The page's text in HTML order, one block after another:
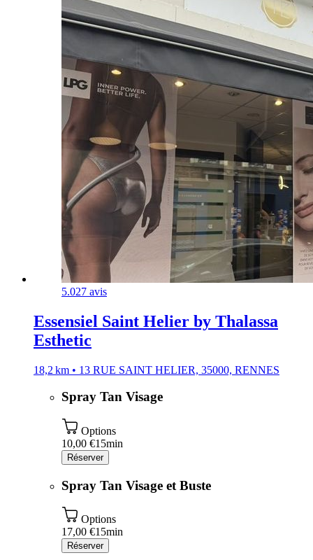
5.027 avis
Essensiel Saint Helier by Thalassa
Esthetic
18,2 km • 13 RUE SAINT HELIER, 35000, RENNES
Spray Tan Visage
Options
10,00 €15min
Réserver
Spray Tan Visage et Buste
Options
17,00 €15min
Réserver